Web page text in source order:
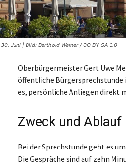
Juni | Bild: Berthold Werner / CC BY-SA 3.0
Oberbürgermeister Gert Uwe
öffentliche Bürgersprechstunde
es, persönliche Anliegen direkt
Zweck und Ablauf
Bei der Sprechstunde geht es
Die Gespräche sind auf zehn